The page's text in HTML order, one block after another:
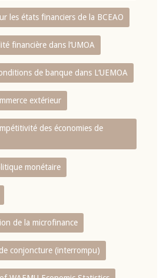
les états financiers de la BCEAO
financière dans l‘UMOA
de banque dans L‘UEMOA
extérieur
des économies de
monétaire
de la microfinance
conjoncture (interrompu)